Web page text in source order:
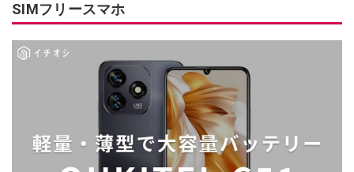
SIMフリースマホ